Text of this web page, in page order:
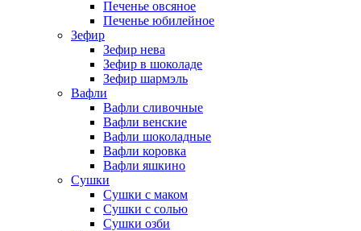
Печенье овсяное
Печенье юбилейное
Зефир
Зефир нева
Зефир в шоколаде
Зефир шармэль
Вафли
Вафли сливочные
Вафли венские
Вафли шоколадные
Вафли коровка
Вафли яшкино
Сушки
Сушки с маком
Сушки с солью
Сушки озби